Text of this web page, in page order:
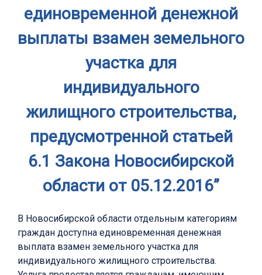
единовременной денежной
выплаты взамен земельного
участка для
индивидуального
жилищного строительства,
предусмотренной статьей
6.1 Закона Новосибирской
области от 05.12.2016”
В Новосибирской области отдельным категориям
граждан доступна единовременная денежная
выплата взамен земельного участка для
индивидуального жилищного строительства.